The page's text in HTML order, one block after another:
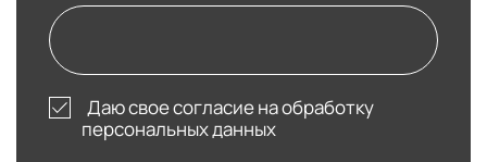
Даю свое согласие на обработку
персональных данных